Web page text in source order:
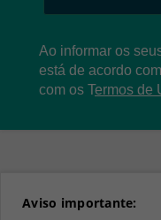
Ao informar os
está de acordo
com os Termos de
Aviso importante: